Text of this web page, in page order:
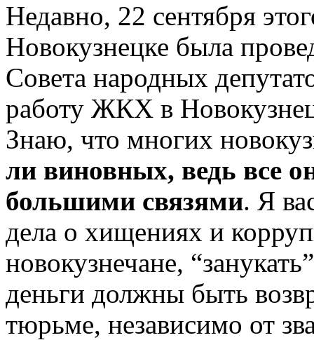
Недавно, 22 сентября
Новокузнецке была
Совета народных
работу ЖКХ в
Знаю, что многих
ли виновных, ведь все
большими связями. Я
дела о хищениях и
новокузнечане,
деньги должны быть
тюрьме, независимо от